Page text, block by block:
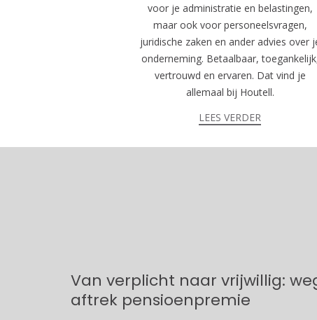
voor je administratie en belastingen,
maar ook voor personeelsvragen,
juridische zaken en ander advies over
onderneming. Betaalbaar,
vertrouwd en ervaren. Dat vind je
allemaal bij Houtell.
LEES VERDER
Van verplicht naar vrijwillig:
aftrek pensioenpremie